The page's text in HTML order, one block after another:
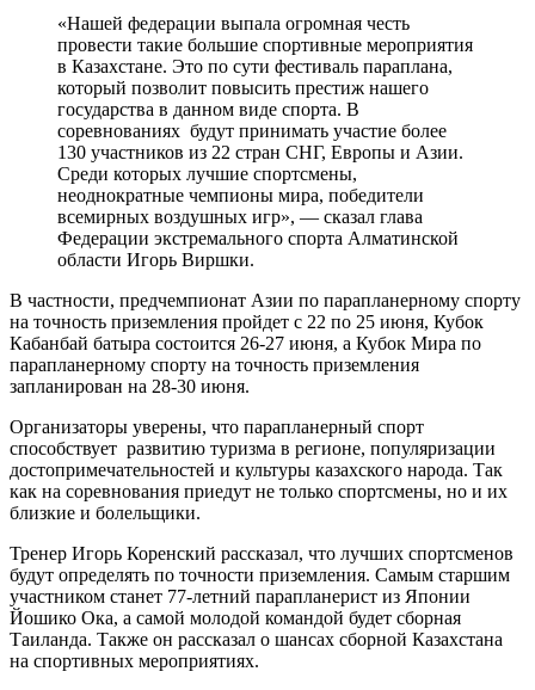
«Нашей федерации выпала огромная честь
провести такие большие спортивные мероприятия
в Казахстане. Это по сути фестиваль параплана,
который позволит повысить престиж нашего
государства в данном виде спорта. В
соревнованиях будут принимать участие более
130 участников из 22 стран СНГ, Европы и Азии.
Среди которых лучшие спортсмены,
неоднократные чемпионы мира, победители
всемирных воздушных игр», — сказал глава
Федерации экстремального спорта Алматинской
области Игорь Виршки.
В частности, предчемпионат Азии по парапланерному спорту
на точность приземления пройдет с 22 по 25 июня, Кубок
Кабанбай батыра состоится 26-27 июня, а Кубок Мира по
парапланерному спорту на точность приземления
запланирован на 28-30 июня.
Организаторы уверены, что парапланерный спорт
способствует развитию туризма в регионе, популяризации
достопримечательностей и культуры казахского народа. Так
как на соревнования приедут не только спортсмены, но и их
близкие и болельщики.
Тренер Игорь Коренский рассказал, что лучших спортсменов
будут определять по точности приземления. Самым старшим
участником станет 77-летний парапланерист из Японии
Йошико Ока, а самой молодой командой будет сборная
Таиланда. Также он рассказал о шансах сборной Казахстана
на спортивных мероприятиях.